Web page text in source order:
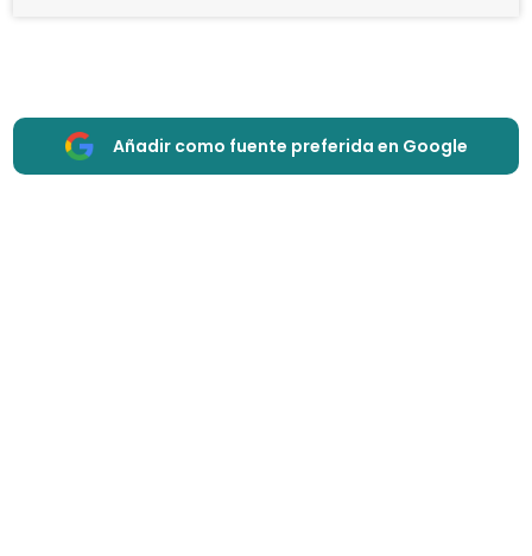
Añadir como fuente preferida en Google